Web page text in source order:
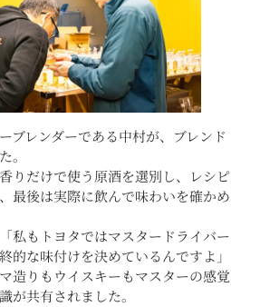
ブレンダーである中村が、ブレンド
。
りだけで使う原酒を選別し、レシピ
最後は実際に飲んで味わいを確かめ
私もトヨタではマスタードライバー
的な味付けを決めているんですよ」
造りもウイスキーもマスターの感覚
が共有されました。